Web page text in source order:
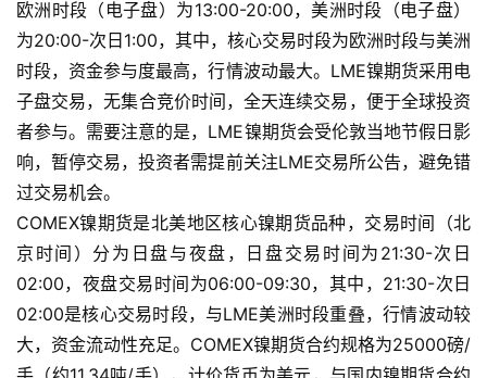
欧洲时段（电子盘）为13:00-20:00，美洲时段（电子盘）
为20:00-次日1:00，其中，核心交易时段为欧洲时段与美洲
时段，资金参与度最高，行情波动最大。LME镍期货采用电
子盘交易，无集合竞价时间，全天连续交易，便于全球投资
者参与。需要注意的是，LME镍期货会受伦敦当地节假日影
响，暂停交易，投资者需提前关注LME交易所公告，避免错
过交易机会。
COMEX镍期货是北美地区核心镍期货品种，交易时间（北
京时间）分为日盘与夜盘，日盘交易时间为21:30-次日
02:00，夜盘交易时间为06:00-09:30，其中，21:30-次日
02:00是核心交易时段，与LME美洲时段重叠，行情波动较
大，资金流动性充足。COMEX镍期货合约规格为25000磅/